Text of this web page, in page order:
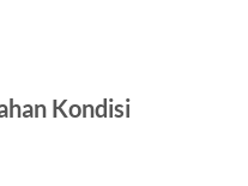
Kondisi